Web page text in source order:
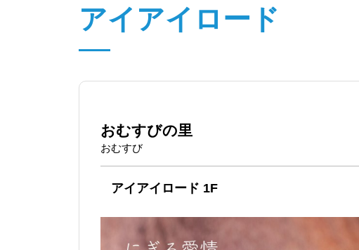
アイアイロード
おむすびの里
おむすび
アイアイロード 1F